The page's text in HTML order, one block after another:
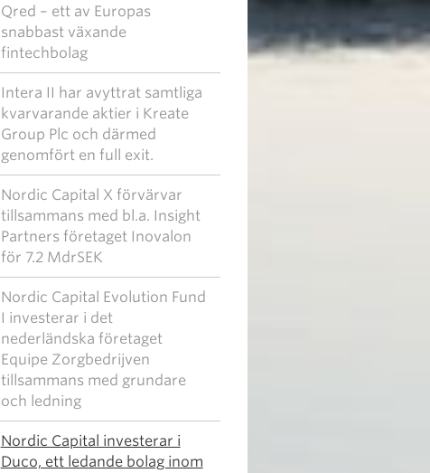
Qred – ett av Europas
snabbast växande
fintechbolag
Intera II har avyttrat samtliga
kvarvarande aktier i Kreate
Group Plc och därmed
genomfört en full exit.
Nordic Capital X förvärvar
tillsammans med bl.a. Insight
Partners företaget Inovalon
för 7.2 MdrSEK
Nordic Capital Evolution Fund
I investerar i det
nederländska företaget
Equipe Zorgbedrijven
tillsammans med grundare
och ledning
Nordic Capital investerar i
Duco, ett ledande bolag inom